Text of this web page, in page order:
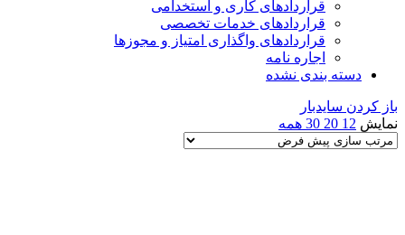
قراردادهای کاری و استخدامی
قراردادهای خدمات تخصصی
قراردادهای واگذاری امتیاز و مجوزها
اجاره نامه
دسته بندی نشده
باز کردن سایدبار
نمایش 12
20
30 همه